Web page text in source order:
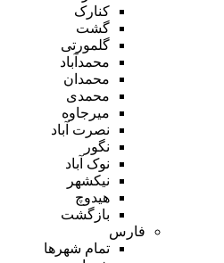
کنارک
گشت
گلمورتی
محمدآباد
محمدان
محمدی
میرجاوه
نصرت آباد
نگور
نوک آباد
نیکشهر
هیدوچ
بازگشت
فارس
تمام شهر‌ها